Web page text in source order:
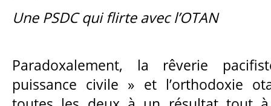
Une PSDC qui flirte avec l’OTAN
Paradoxalement, la rêverie
puissance civile » et l’orthodoxie